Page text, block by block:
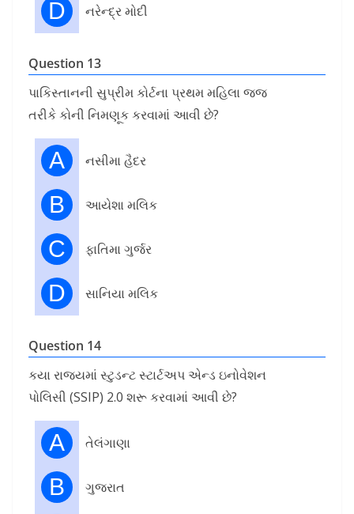
D નરેન્દ્ર મોદી
Question 13
પાકિસ્તાનની સુપ્રીમ કોર્ટના પ્રથમ મહિલા જજ
તરીકે કોની નિમણૂક કરવામાં આવી છે?
A નસીમા હૈદર
B આયેશા મલિક
C ફાતિમા ગુર્જર
D સાનિયા મલિક
Question 14
કયા રાજ્યમાં સ્ટુડન્ટ સ્ટાર્ટઅપ એન્ડ ઇનોવેશન
પોલિસી (SSIP) 2.0 શરૂ કરવામાં આવી છે?
A તેલંગાણા
B ગુજરાત